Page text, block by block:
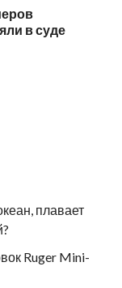
в суде
плавает
Ruger Mini-